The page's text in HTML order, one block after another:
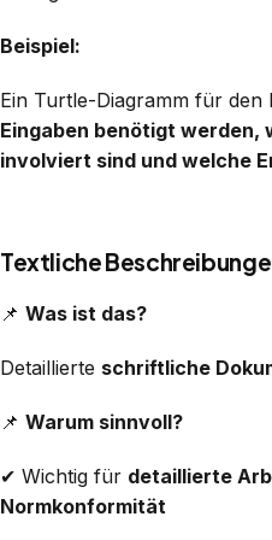
Beispiel:
Ein Turtle-Diagramm für den
Eingaben benötigt werden,
involviert sind und welche
Textliche
📌 Was ist das?
Detaillierte schriftliche
📌 Warum sinnvoll?
✔ Wichtig für detaillierte
Normkonformität